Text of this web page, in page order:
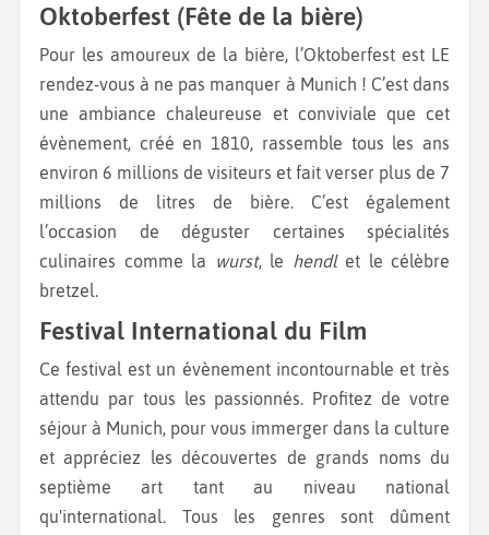
Oktoberfest (Fête de la bière)
Pour les amoureux de la bière, l’Oktoberfest est LE
rendez-vous à ne pas manquer à Munich ! C’est dans
une ambiance chaleureuse et conviviale que cet
évènement, créé en 1810, rassemble tous les ans
environ 6 millions de visiteurs et fait verser plus de 7
millions de litres de bière. C’est également
l’occasion de déguster certaines spécialités
culinaires comme la
wurst, le hendlet le célèbre
bretzel.
Festival International du Film
Ce festival est un évènement incontournable et très
attendu par tous les passionnés. Profitez de votre
séjour à Munich, pour vous immerger dans la culture
et appréciez les découvertes de grands noms du
septième art tant au niveau national
qu'international. Tous les genres sont dûment